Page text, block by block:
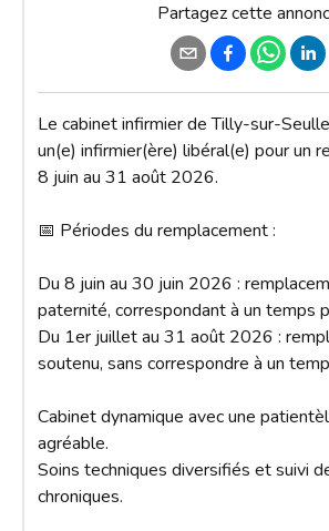
Partagez cette
Le cabinet infirmier de Tilly-sur-
un(e) infirmier(ère) libéral(e) pour un
8 juin au 31 août 2026.
📅 Périodes du remplacement :
Du 8 juin au 30 juin 2026 :
paternité, correspondant à un temps
Du 1er juillet au 31 août 2026 :
soutenu, sans correspondre à un
Cabinet dynamique avec une
agréable.
Soins techniques diversifiés et suivi
chroniques.